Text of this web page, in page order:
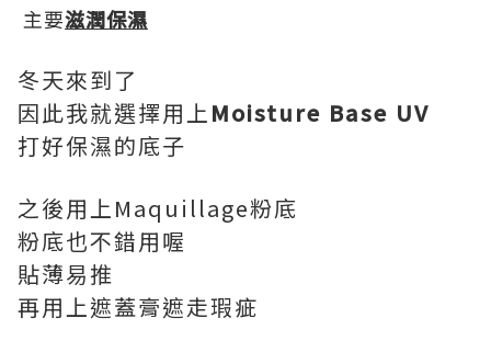
主要滋潤保濕
冬天來到了
因此我就選擇用上Moisture Base UV
打好保濕的底子
之後用上Maquillage粉底
粉底也不錯用喔
貼薄易推
再用上遮蓋膏遮走瑕疵